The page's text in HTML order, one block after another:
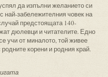
да изпълни желанието си
най-забележителния човек на
предстоящата 140-
дюлевци и читателите. Едно
учи от миналото, той живее
корени и родния край.